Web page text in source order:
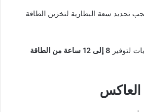
تحديد سعة البطارية لتخزين الطاقة
لتوفير
8 إلى 12 ساعة من الطاقة